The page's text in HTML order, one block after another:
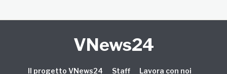
VNews24
Il progetto VNews24 Staff Lavora con noi